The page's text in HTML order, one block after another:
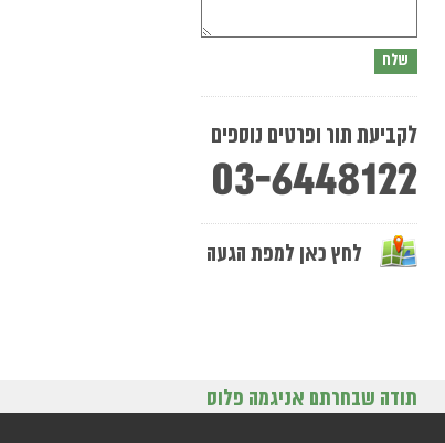
לקביעת תור ופרטים נוספים
03-6448122
לחץ כאן למפת הגעה
תודה שבחרתם אניגמה פלוס